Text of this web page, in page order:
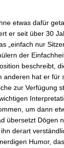
etwas dafür
er seit über 30
„einfach nur
der
beschreibt,
anderen hat er für
zur Verfügung
um dann
übersetzt Dōgen
derart
Humor,